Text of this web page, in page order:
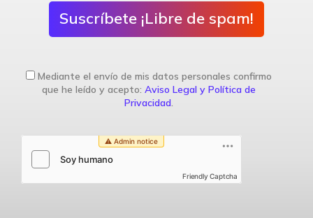
Suscríbete ¡Libre de spam!
Mediante el envío de mis datos personales confirmo
que he leído y acepto: Aviso Legal y Política de
Privacidad.
Friendly Captcha